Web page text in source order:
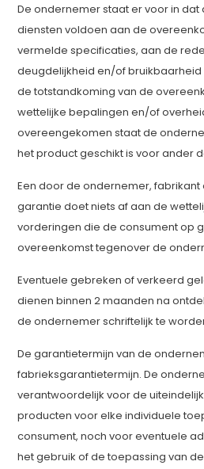
De ondernemer staat er voor in
diensten voldoen aan de
vermelde specificaties, aan de
deugdelijkheid en/of
de totstandkoming van de
wettelijke bepalingen en/of
overeengekomen staat de
het product geschikt is voor ander
Een door de ondernemer,
garantie doet niets af aan de
vorderingen die de consument op
overeenkomst tegenover de
Eventuele gebreken of verkeerd
dienen binnen 2 maanden na
de ondernemer schriftelijk te
De garantietermijn van de
fabrieksgarantietermijn. De
verantwoordelijk voor de
producten voor elke individuele
consument, noch voor eventuele
het gebruik of de toepassing van